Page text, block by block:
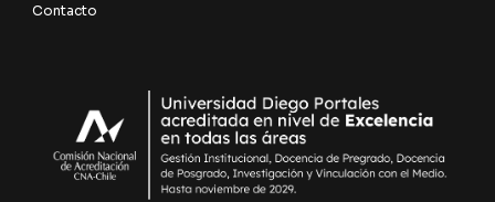
Contacto